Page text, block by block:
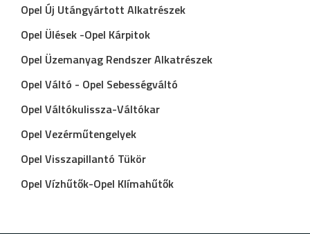
Opel Új Utángyártott Alkatrészek
Opel Ülések -Opel Kárpitok
Opel Üzemanyag Rendszer Alkatrészek
Opel Váltó - Opel Sebességváltó
Opel Váltókulissza-Váltókar
Opel Vezérműtengelyek
Opel Visszapillantó Tükör
Opel Vízhűtők-Opel Klímahűtők